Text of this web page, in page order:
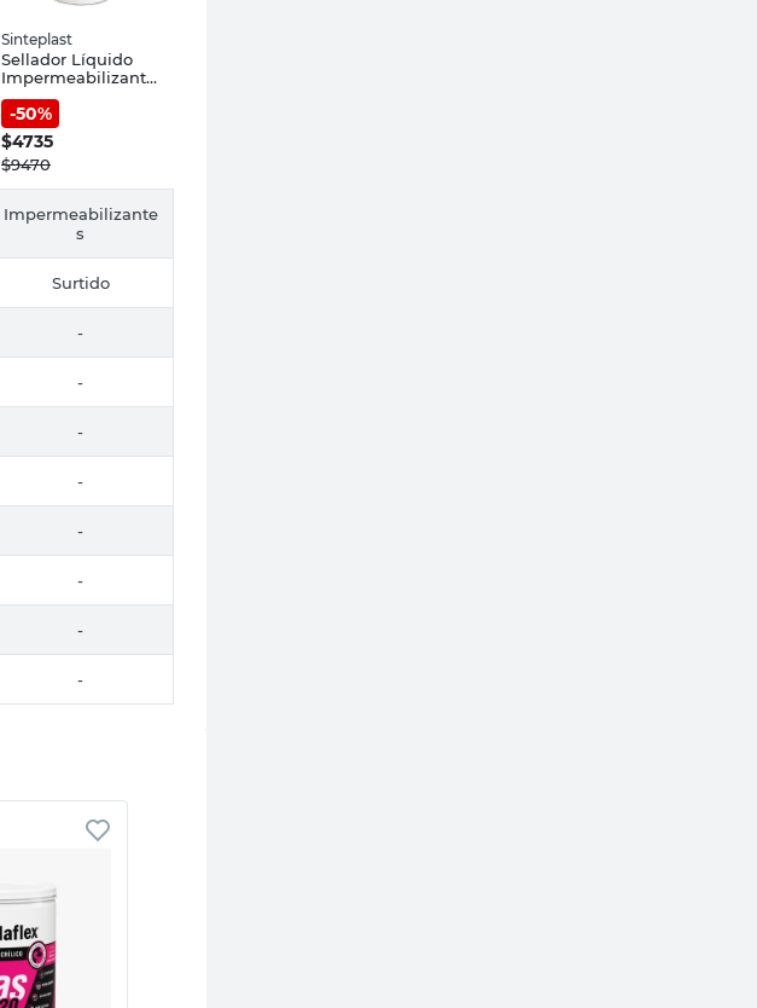
Sinteplast
Sellador Líquido
Impermeabilizante
1 Lt Sinteplast
-50%
$4735
$9470
Impermeabilizante
s
Surtido
-
-
-
-
-
-
-
-